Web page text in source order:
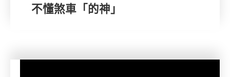
不懂煞車「的神」